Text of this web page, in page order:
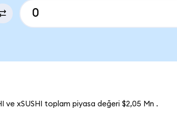
ve xSUSHI toplam piyasa değeri $2,05 Mn .